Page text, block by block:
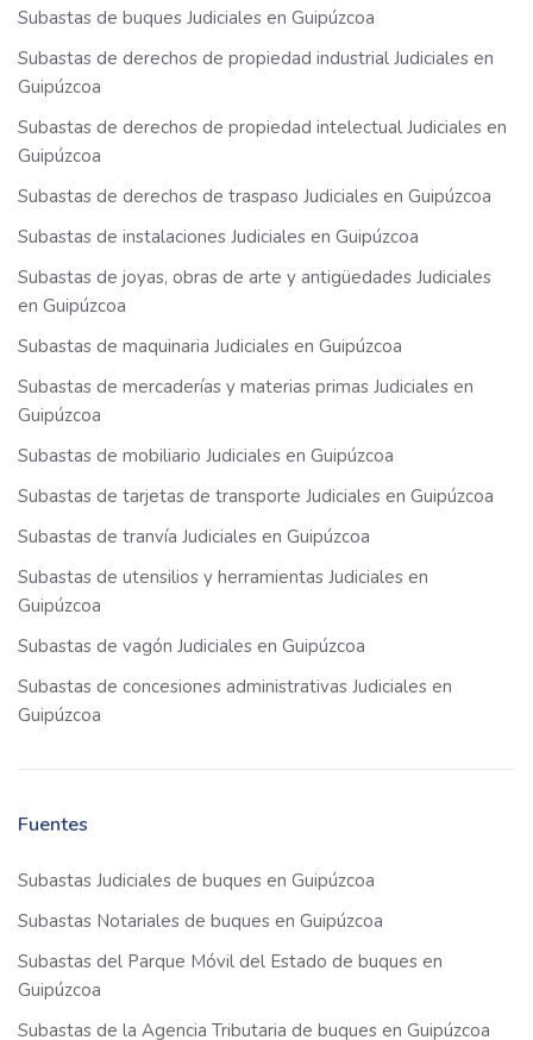
Subastas de buques Judiciales en Guipúzcoa
Subastas de derechos de propiedad industrial Judiciales en
Guipúzcoa
Subastas de derechos de propiedad intelectual Judiciales en
Guipúzcoa
Subastas de derechos de traspaso Judiciales en Guipúzcoa
Subastas de instalaciones Judiciales en Guipúzcoa
Subastas de joyas, obras de arte y antigüedades Judiciales
en Guipúzcoa
Subastas de maquinaria Judiciales en Guipúzcoa
Subastas de mercaderías y materias primas Judiciales en
Guipúzcoa
Subastas de mobiliario Judiciales en Guipúzcoa
Subastas de tarjetas de transporte Judiciales en Guipúzcoa
Subastas de tranvía Judiciales en Guipúzcoa
Subastas de utensilios y herramientas Judiciales en
Guipúzcoa
Subastas de vagón Judiciales en Guipúzcoa
Subastas de concesiones administrativas Judiciales en
Guipúzcoa
Fuentes
Subastas Judiciales de buques en Guipúzcoa
Subastas Notariales de buques en Guipúzcoa
Subastas del Parque Móvil del Estado de buques en
Guipúzcoa
Subastas de la Agencia Tributaria de buques en Guipúzcoa